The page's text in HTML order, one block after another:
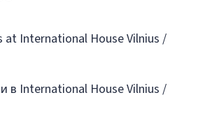
at International House Vilnius /
в International House Vilnius /